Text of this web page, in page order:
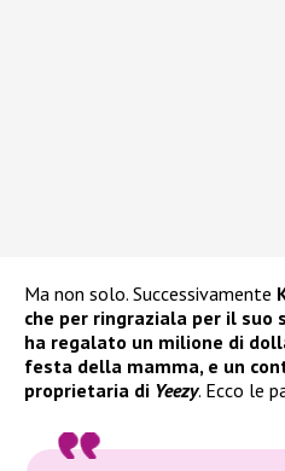
Ma non solo. Successivamente
che per ringraziala per il suo
ha regalato un milione di
festa della mamma, e un
proprietaria di Yeezy. Ecco le